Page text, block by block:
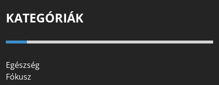
KATEGÓRIÁK
Egészség
Fókusz